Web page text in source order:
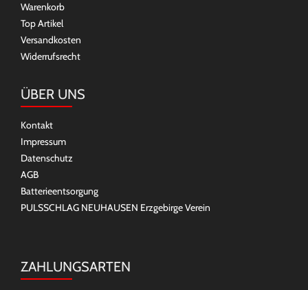
Warenkorb
Top Artikel
Versandkosten
Widerrufsrecht
ÜBER UNS
Kontakt
Impressum
Datenschutz
AGB
Batterieentsorgung
PULSSCHLAG NEUHAUSEN Erzgebirge Verein
ZAHLUNGSARTEN